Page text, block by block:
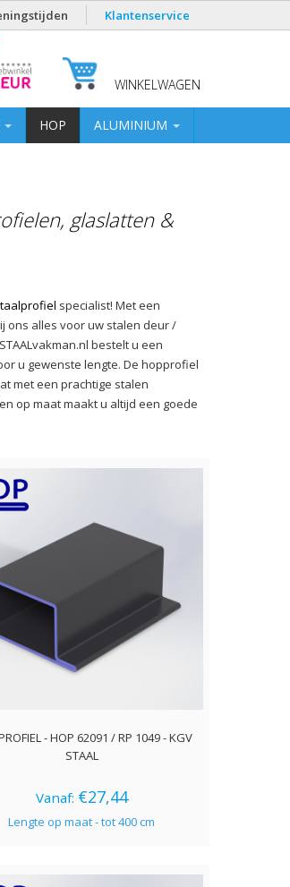
Klantenservice
WINKELWAGEN
HOP ALUMINIUM
glaslatten &
specialist! Met een
ons alles voor uw stalen deur /
bestelt u een
u gewenste lengte. De hopprofiel
met een prachtige stalen
op maat maakt u altijd een goede
- HOP 62091 / RP 1049 - KGV
STAAL
Vanaf: €27,44
Lengte op maat - tot 400 cm